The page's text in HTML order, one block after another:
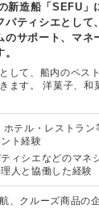
新造船「SEFU」
パティシエとして
のサポート、マネ
して、船内のペス
ます。 洋菓子、和
ホテル・レストラ
ト経験
ティシエなどのマネ
理人と協働した経験
、クルーズ商品の